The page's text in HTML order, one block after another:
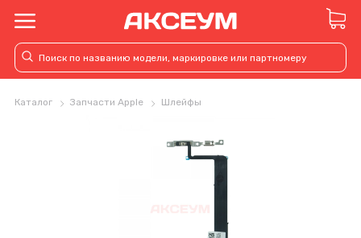
Каталог Запчасти Apple Шлейфы